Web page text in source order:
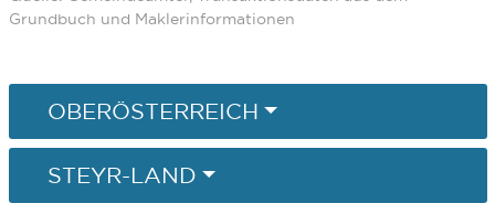
Grundbuch und Maklerinformationen
OBERÖSTERREICH
STEYR-LAND